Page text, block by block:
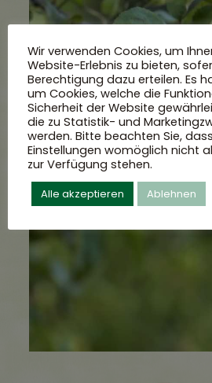
Wir verwenden Cookies, um
Website-Erlebnis zu bieten,
Berechtigung dazu erteilen. Es
um Cookies, welche die
Sicherheit der Website
die zu Statistik- und
werden. Bitte beachten Sie,
Einstellungen womöglich nicht
zur Verfügung stehen.
Alle akzeptieren Ablehnen